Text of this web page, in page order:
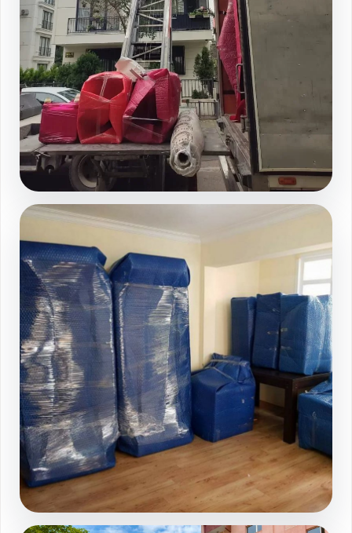
Asansorlu yukleme sahasi
Galeri sayfasında devamını görüntüleyin